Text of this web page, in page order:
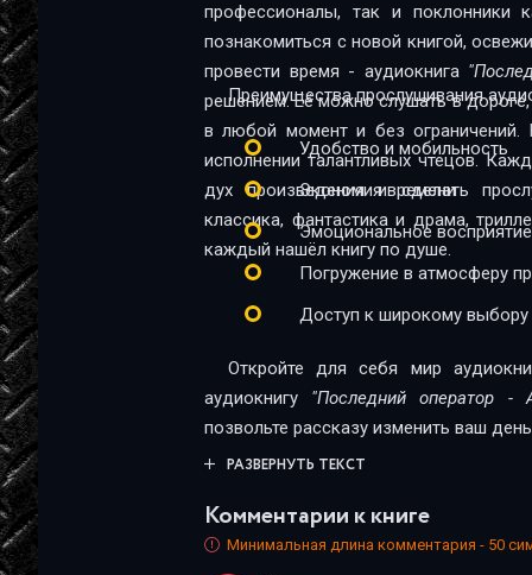
Глава 19
Глава 20
Глава 22
Глава 23
Глава 24
Эпилог
профессионалы, так и поклонники качественной
познакомиться с новой книгой,
провести время - аудиокнига
решением. Её можно слушать в
в любой момент и без ограничений.
исполнении талантливых чтецов.
дух произведения и сделать
классика, фантастика и драма,
каждый нашёл книгу по душе.
Преимущества прослушивания
Удобство и мобильность
Экономия времени
Эмоциональное восприятие
Погружение в атмосферу
Доступ к широкому выбору
Откройте для себя мир
аудиокнигу "Последний оператор -
позвольте рассказу изменить ваш
РАЗВЕРНУТЬ ТЕКСТ
Комментарии к книге
Минимальная длина комментария - 50